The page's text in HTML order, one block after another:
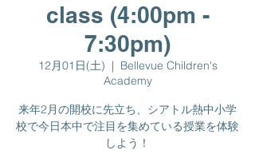
class (4:00pm -
7:30pm)
12月01日(土)
  |
Bellevue Children's
Academy
来年2月の開校に先立ち、シアトル熱中小学
校で今日本中で注目を集めている授業を体験
しよう！